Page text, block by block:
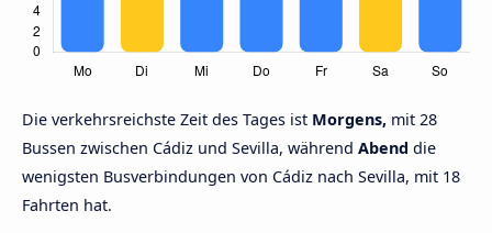
Die verkehrsreichste Zeit des Tages ist Morgens, mit 28
Bussen zwischen Cádiz und Sevilla, während Abend die
wenigsten Busverbindungen von Cádiz nach Sevilla, mit 18
Fahrten hat.